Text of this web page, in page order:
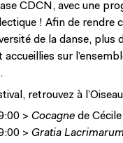
CDCN , avec une
! Afin de rendre
de la danse, plus
sur
retrouvez à
> Cocagne de
> Gratia Lacrimarum